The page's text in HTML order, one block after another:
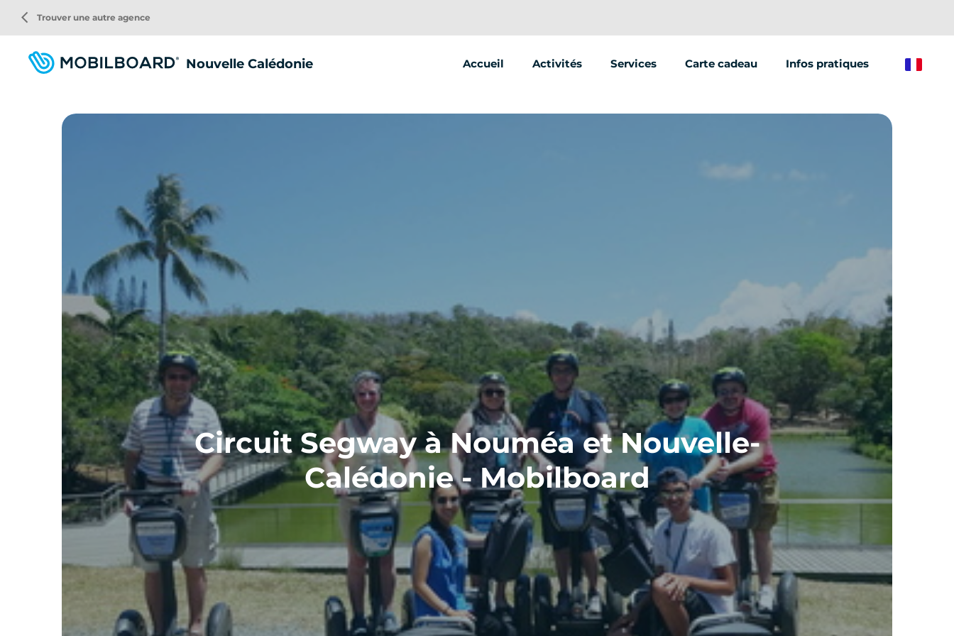
contenu
principal
Nouvelle Calédonie Accueil Activités Services Carte cadeau Infos pratiques
arrow_back_ios Trouver une autre agence
Circuit Segway à Nouméa et Nouvelle-
Calédonie - Mobilboard